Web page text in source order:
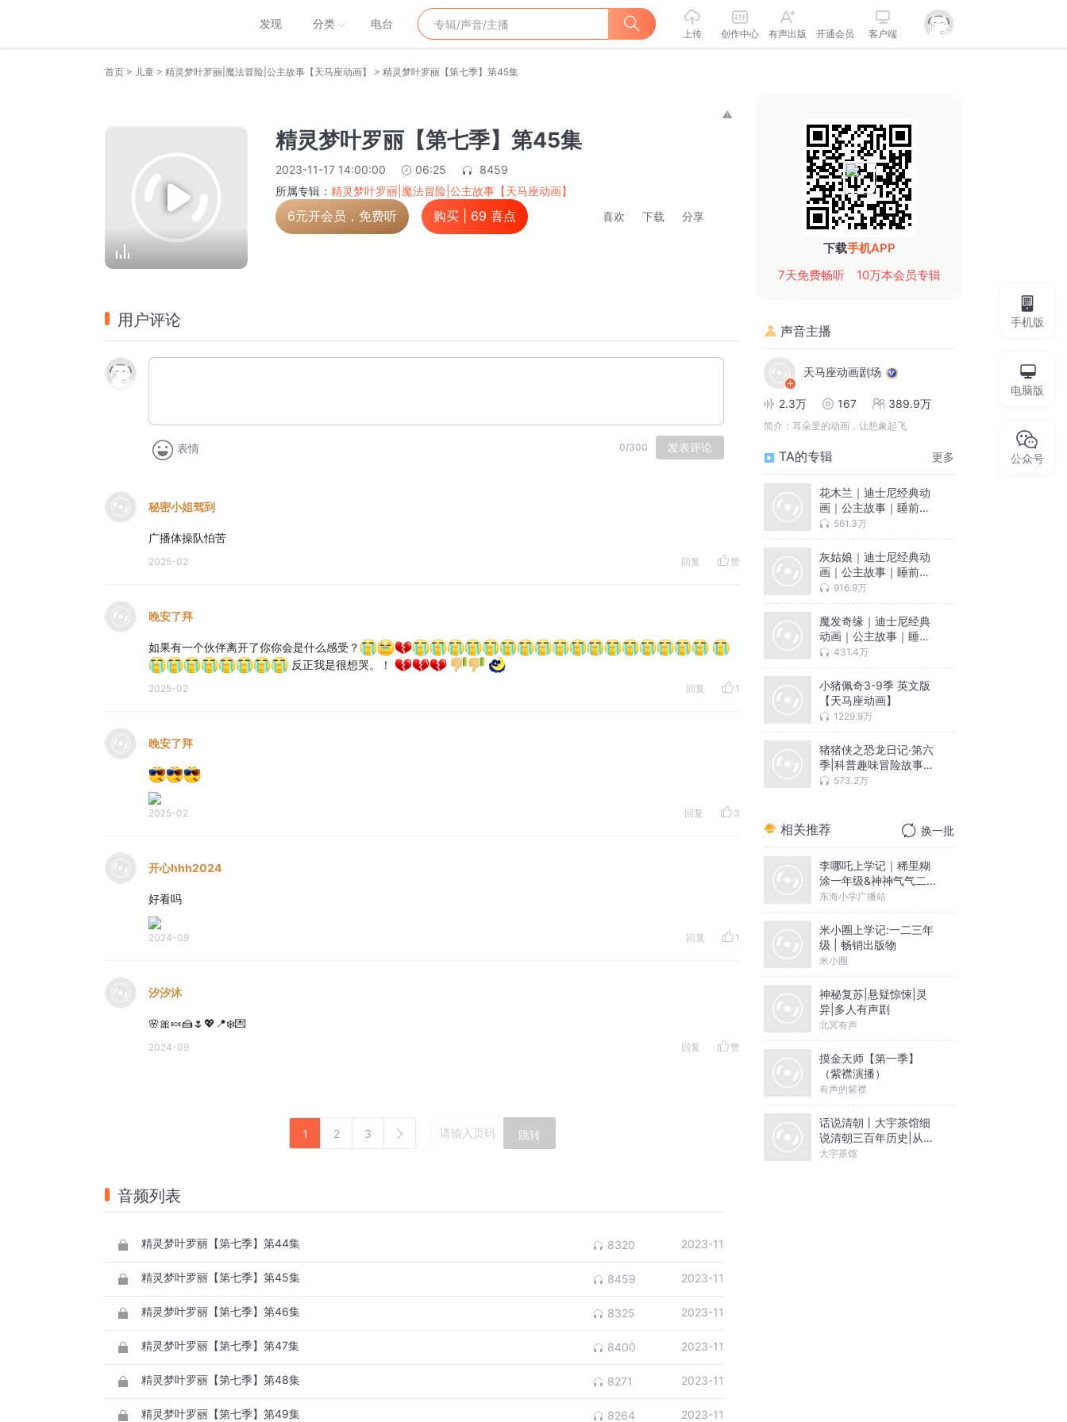
发现 分类 电台
上传 创作中心 有声出版 开通会员 客户端
首页 > 儿童 > 精灵梦叶罗丽|魔法冒险|公主故事【天马座动画】 > 精灵梦叶罗丽【第七季】第45集
精灵梦叶罗丽【第七季】第45集
2023-11-17 14:00:00 06:25
8459
所属专辑： 精灵梦叶罗丽|魔法冒险|公主故事【天马座动画】
6元开会员，免费听 购买 | 69 喜点 喜欢 下载 分享
用户评论
表情 0/300 发表评论
秘密小姐驾到
广播体操队怕苦
2025-02 回复 赞
晚安了拜
如果有一个伙伴离开了你你会是什么感受？
反正我是很想哭。！
2025-02 回复 1
晚安了拜
2025-02 回复 3
开心hhh2024
好看吗
2024-09 回复 1
汐汐沐
🌸🎀🍬🍰🌷💖📍❄️💌
2024-09 回复 赞
1 2 3 跳转
音频列表
精灵梦叶罗丽【第七季】第44集 8320 2023-11
精灵梦叶罗丽【第七季】第45集 8459 2023-11
精灵梦叶罗丽【第七季】第46集 8325 2023-11
精灵梦叶罗丽【第七季】第47集 8400 2023-11
精灵梦叶罗丽【第七季】第48集 8271 2023-11
精灵梦叶罗丽【第七季】第49集 8264 2023-11
下载手机APP
7天免费畅听
10万本会员专辑
声音主播
天马座动画剧场
2.3万 167 389.9万
简介： 耳朵里的动画，让想象起飞
TA的专辑 更多
花木兰｜迪士尼经典动
画｜公主故事｜睡前故
事 561.3万
灰姑娘｜迪士尼经典动
画｜公主故事｜睡前故
事 916.9万
魔发奇缘｜迪士尼经典
动画｜公主故事｜睡前
故事431.4万
小猪佩奇3-9季 英文版
【天马座动画】
1229.9万
猪猪侠之恐龙日记·第六
季|科普趣味冒险故事
【天马座动画剧场】
573.2万
相关推荐 换一批
李哪吒上学记｜稀里糊
涂一年级&神神气气二年
级
东海小学广播站
米小圈上学记:一二三年
级 | 畅销出版物
米小圈
神秘复苏|悬疑惊悚|灵
异|多人有声剧
北冥有声
摸金天师【第一季】
（紫襟演播）
有声的紫襟
话说清朝丨大宇茶馆细
说清朝三百年历史|从努
尔哈赤到末代皇帝溥仪|
大宇茶馆
手机版
电脑版
公众号